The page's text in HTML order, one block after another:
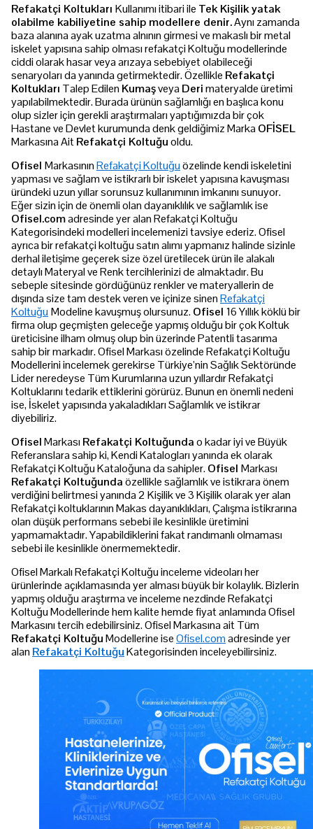
Refakatçi Koltukları Kullanımı itibari ile Tek Kişilik yatak
olabilme kabiliyetine sahip modellere denir.Aynı zamanda
baza alanına ayak uzatma alnının girmesi ve makaslı bir metal
iskelet yapısına sahip olması refakatçi Koltuğu modellerinde
ciddi olarak hasar veya arızaya sebebiyet olabileceği
senaryoları da yanında getirmektedir. Özellikle Refakatçi
Koltukları Talep Edilen Kumaşveya Derimateryalde üretimi
yapılabilmektedir. Burada ürünün sağlamlığı en başlıca konu
olup sizler için gerekli araştırmaları yaptığımızda bir çok
Hastane ve Devlet kurumunda denk geldiğimiz Marka OFİSEL
Markasına AitRefakatçi Koltuğuoldu.
Ofisel MarkasınınRefakatçi Koltuğuözelinde kendi iskeletini
yapması ve sağlam ve istikrarlı bir iskelet yapısına kavuşması
üründeki uzun yıllar sorunsuz kullanımının imkanını sunuyor.
Eğer sizin için de önemli olan dayanıklılık ve sağlamlık ise
Ofisel.comadresinde yer alan Refakatçi Koltuğu
Kategorisindeki modelleri incelemenizi tavsiye ederiz. Ofisel
ayrıca bir refakatçi koltuğu satın alımı yapmanız halinde sizinle
derhal iletişime geçerek size özel üretilecek ürün ile alakalı
detaylı Materyal ve Renk tercihlerinizi de almaktadır. Bu
sebeple sitesinde gördüğünüz renkler ve materyallerin de
dışında size tam destek veren ve içinize sinenRefakatçi
Koltuğu Modeline kavuşmuş olursunuz.Ofisel 16 Yıllık köklü bir
firma olup geçmişten geleceğe yapmış olduğu bir çok Koltuk
üreticisine ilham olmuş olup bin üzerinde Patentli tasarıma
sahip bir markadır. Ofisel Markası özelinde Refakatçi Koltuğu
Modellerini incelemek gerekirse Türkiye’nin Sağlık Sektöründe
Lider neredeyse Tüm Kurumlarına uzun yıllardır Refakatçi
Koltuklarını tedarik ettiklerini görürüz. Bunun en önemli nedeni
ise, İskelet yapısında yakaladıkları Sağlamlık ve istikrar
diyebiliriz.
OfiselMarkasıRefakatçi Koltuğundao kadar iyi ve Büyük
Referanslara sahip ki, Kendi Katalogları yanında ek olarak
Refakatçi Koltuğu Kataloğuna da sahipler.Ofisel Markası
Refakatçi Koltuğundaözellikle sağlamlık ve istikrara önem
verdiğini belirtmesi yanında 2 Kişilik ve 3 Kişilik olarak yer alan
Refakatçi koltuklarının Makas dayanıklıkları, Çalışma istikrarına
olan düşük performans sebebi ile kesinlikle üretimini
yapmamaktadır. Yapabildiklerini fakat randımanlı olmaması
sebebi ile kesinlikle önermemektedir.
Ofisel Markalı Refakatçi Koltuğu inceleme videoları her
ürünlerinde açıklamasında yer alması büyük bir kolaylık. Bizlerin
yapmış olduğu araştırma ve inceleme nezdinde Refakatçi
Koltuğu Modellerinde hem kalite hemde fiyat anlamında Ofisel
Markasını tercih edebilirsiniz. Ofisel Markasına ait Tüm
Refakatçi KoltuğuModellerine iseOfisel.comadresinde yer
alan Refakatçi KoltuğuKategorisinden inceleyebilirsiniz.